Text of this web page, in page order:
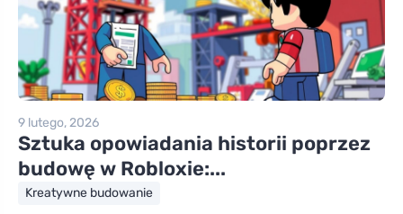
9 lutego, 2026
Sztuka opowiadania historii poprzez
budowę w Robloxie:...
Kreatywne budowanie